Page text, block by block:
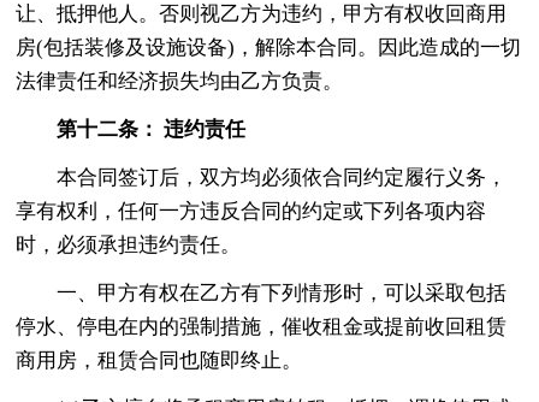
让、抵押他人。否则视乙方为违约，甲方有权收回商用
房(包括装修及设施设备)，解除本合同。因此造成的一切
法律责任和经济损失均由乙方负责。
第十二条： 违约责任
本合同签订后，双方均必须依合同约定履行义务，
享有权利，任何一方违反合同的约定或下列各项内容
时，必须承担违约责任。
一、甲方有权在乙方有下列情形时，可以采取包括
停水、停电在内的强制措施，催收租金或提前收回租赁
商用房，租赁合同也随即终止。